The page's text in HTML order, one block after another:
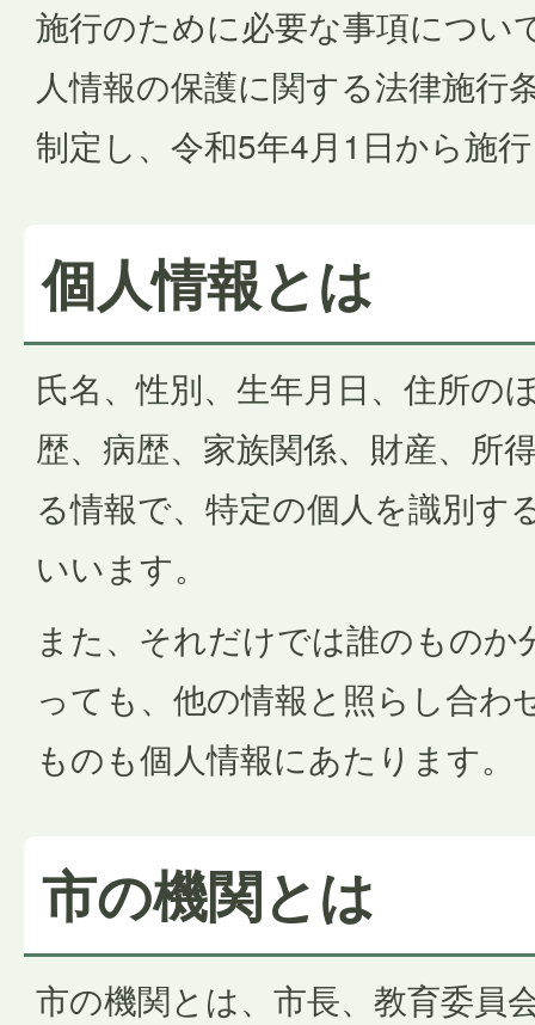
施行のために必要な事項につい
人情報の保護に関する法律施行
制定し、令和5年4月1日から施
個人情報とは
氏名、性別、生年月日、住所の
歴、病歴、家族関係、財産、所
る情報で、特定の個人を識別す
いいます。
また、それだけでは誰のもの
っても、他の情報と照らし合わ
ものも個人情報にあたります。
市の機関とは
市の機関とは、市長、教育委員